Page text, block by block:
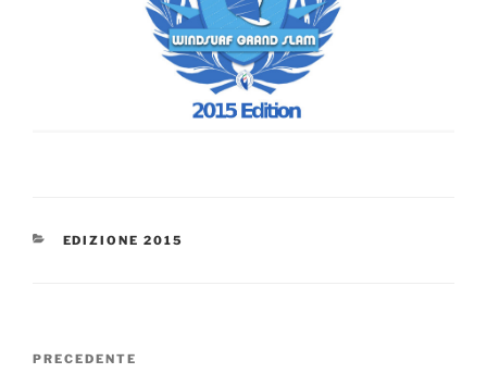
CATEGORIE
EDIZIONE 2015
Navigazione
Articolo
PRECEDENTE